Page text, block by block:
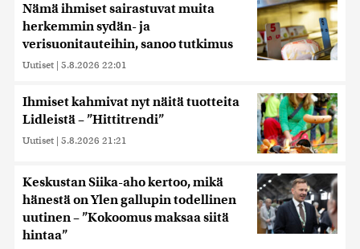
Nämä ihmiset sairastuvat muita
herkemmin sydän- ja
verisuonitauteihin, sanoo tutkimus
Uutiset | 5.8.2026 22:01
Ihmiset kahmivat nyt näitä tuotteita
Lidleistä – ”Hittitrendi”
Uutiset | 5.8.2026 21:21
Keskustan Siika-aho kertoo, mikä
hänestä on Ylen gallupin todellinen
uutinen – ”Kokoomus maksaa siitä
hintaa”